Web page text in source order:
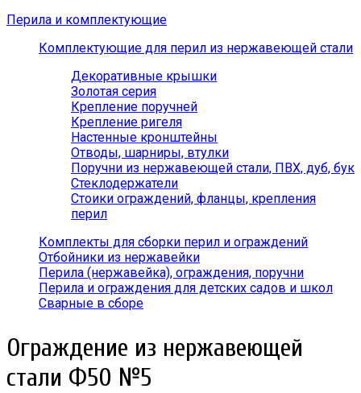
Перила и комплектующие
Комплектующие для перил из нержавеющей стали
Декоративные крышки
Золотая серия
Крепление поручней
Крепление ригеля
Настенные кронштейны
Отводы, шарниры, втулки
Поручни из нержавеющей стали, ПВХ, дуб, бук
Стеклодержатели
Стоики ограждений, фланцы, крепления
перил
Комплекты для сборки перил и ограждений
Отбойники из нержавейки
Перила (нержавейка), ограждения, поручни
Перила и ограждения для детских садов и школ
Сварные в сборе
Ограждение из нержавеющей
стали Ф50 №5